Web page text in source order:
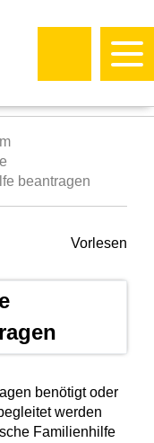
beantragen
Vorlesen
benötigt oder
werden
Familienhilfe